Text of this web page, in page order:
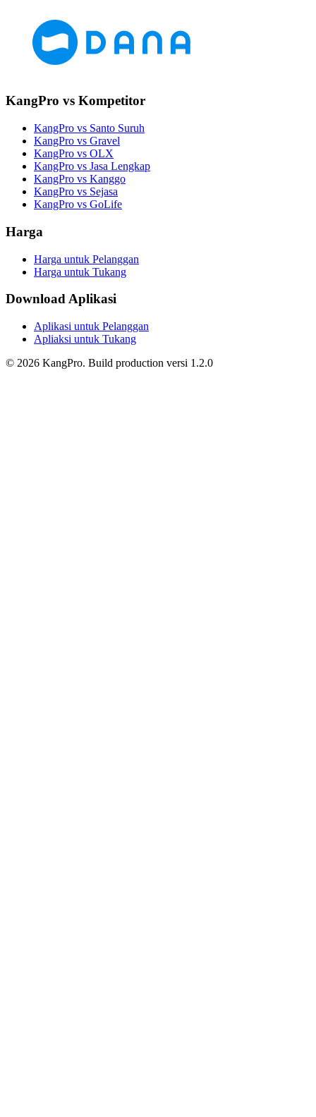
KangPro vs Kompetitor
KangPro vs Santo Suruh
KangPro vs Gravel
KangPro vs OLX
KangPro vs Jasa Lengkap
KangPro vs Kanggo
KangPro vs Sejasa
KangPro vs GoLife
Harga
Harga untuk Pelanggan
Harga untuk Tukang
Download Aplikasi
Aplikasi untuk Pelanggan
Apliaksi untuk Tukang
© 2026 KangPro. Build production versi 1.2.0